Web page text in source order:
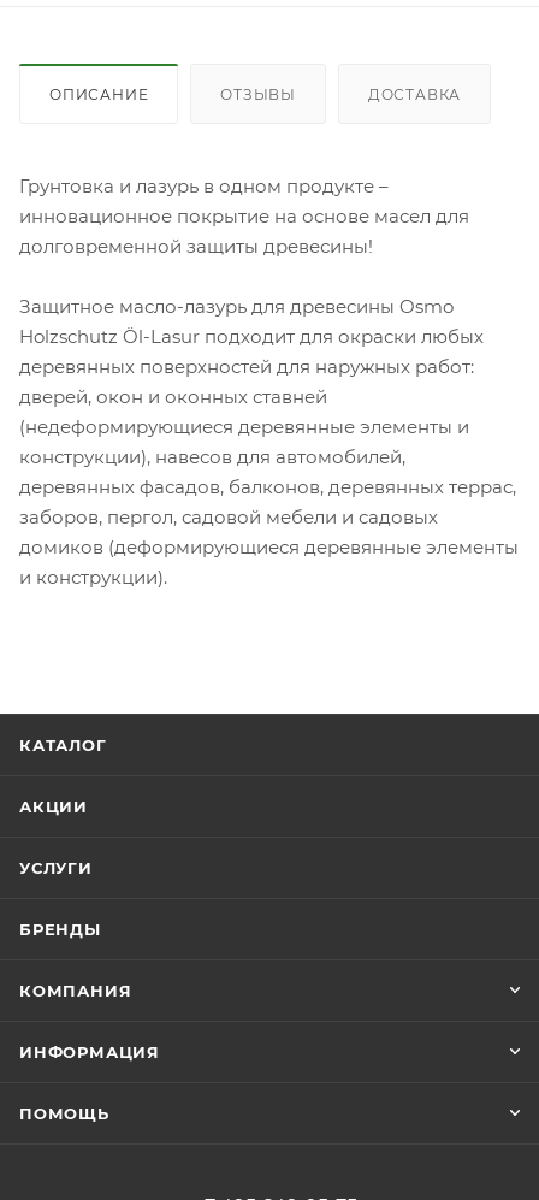
ОПИСАНИЕ ОТЗЫВЫ ДОСТАВКА
Грунтовка и лазурь в одном продукте –
инновационное покрытие на основе масел для
долговременной защиты древесины!
Защитное масло-лазурь для древесины Osmo
Holzschutz Öl-Lasur подходит для окраски любых
деревянных поверхностей для наружных работ:
дверей, окон и оконных ставней
(недеформирующиеся деревянные элементы и
конструкции), навесов для автомобилей,
деревянных фасадов, балконов, деревянных террас,
заборов, пергол, садовой мебели и садовых
домиков (деформирующиеся деревянные элементы
и конструкции).
КАТАЛОГ
АКЦИИ
УСЛУГИ
БРЕНДЫ
КОМПАНИЯ
ИНФОРМАЦИЯ
ПОМОЩЬ